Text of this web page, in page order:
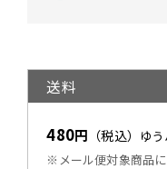
送料
480円 （税込） ゆ
※メール便対象商品